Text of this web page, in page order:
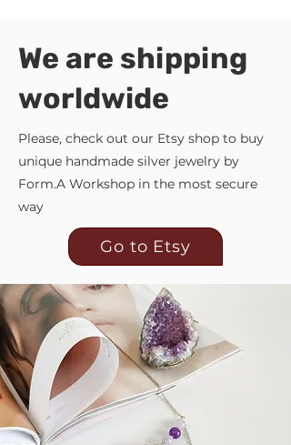
We are shipping
worldwide
Please, check out our Etsy shop to buy
unique handmade silver jewelry by
Form.A Workshop in the most secure
way
Go to Etsy